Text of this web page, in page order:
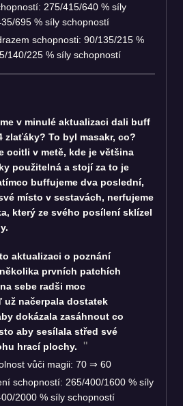
275/415/640 % síly
695 % síly schopností
schopnosti: 90/135/215 %
140/225 % síly schopností
v minulé aktualizaci dali buff
zlaťáky? To byl masakr, co?
ocitli v metě, kde je většina
použitelná a stojí za to je
buffujeme dva poslední,
místo v sestavách, nerfujeme
který ze svého posílení sklízel
aktualizaci o poznání
prvních patchích
sebe radši moc
už načerpala dostatek
dokázala zasáhnout co
aby sesílala střed své
hrací plochy.
vůči magii: 70 ⇒ 60
schopností: 265/400/1600 % síly
2000 % síly schopností